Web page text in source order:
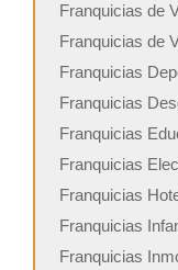
Franquicias de
Franquicias de
Franquicias
Franquicias
Franquicias
Franquicias
Franquicias
Franquicias
Franquicias